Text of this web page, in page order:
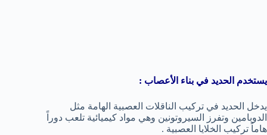
يستخدم الحديد في بناء الأعصاب :
يدخل الحديد في تركيب الناقلات العصبية الهامة مثل
الدوبامين وتفرز السيروتونين وهي مواد كيميائية تلعب دوراً
هاماً تركيب الخلايا العصبية .